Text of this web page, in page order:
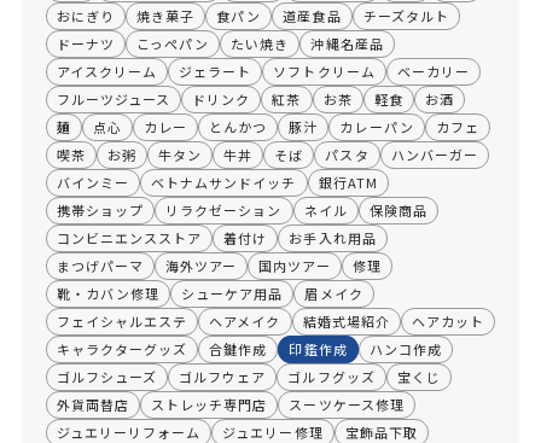
おにぎり
焼き菓子 食パン 道産食品
チーズタルト
ドーナツ
こっぺパン たい焼き
沖縄名産品
アイスクリーム
ジェラート ソフトクリーム
ベーカリー
フルーツジュース
ドリンク 紅茶 お茶 軽食
お酒
麺
点心 カレー とんかつ 豚汁 カレーパン
カフェ
喫茶
お粥 牛タン 牛丼 そば パスタ
ハンバーガー
バインミー
ベトナムサンドイッチ
銀行ATM
携帯ショップ
リラクゼーション ネイル
保険商品
コンビニエンスストア
着付け
お手入れ用品
まつげパーマ
海外ツアー 国内ツアー
修理
靴・カバン修理
シューケア用品
眉メイク
フェイシャルエステ
ヘアメイク 結婚式場紹介
ヘアカット
キャラクターグッズ
合鍵作成 印鑑作成
ハンコ作成
ゴルフシューズ
ゴルフウェア ゴルフグッズ
宝くじ
外貨両替店
ストレッチ専門店
スーツケース修理
ジュエリーリフォーム
ジュエリー修理 宝飾品下取